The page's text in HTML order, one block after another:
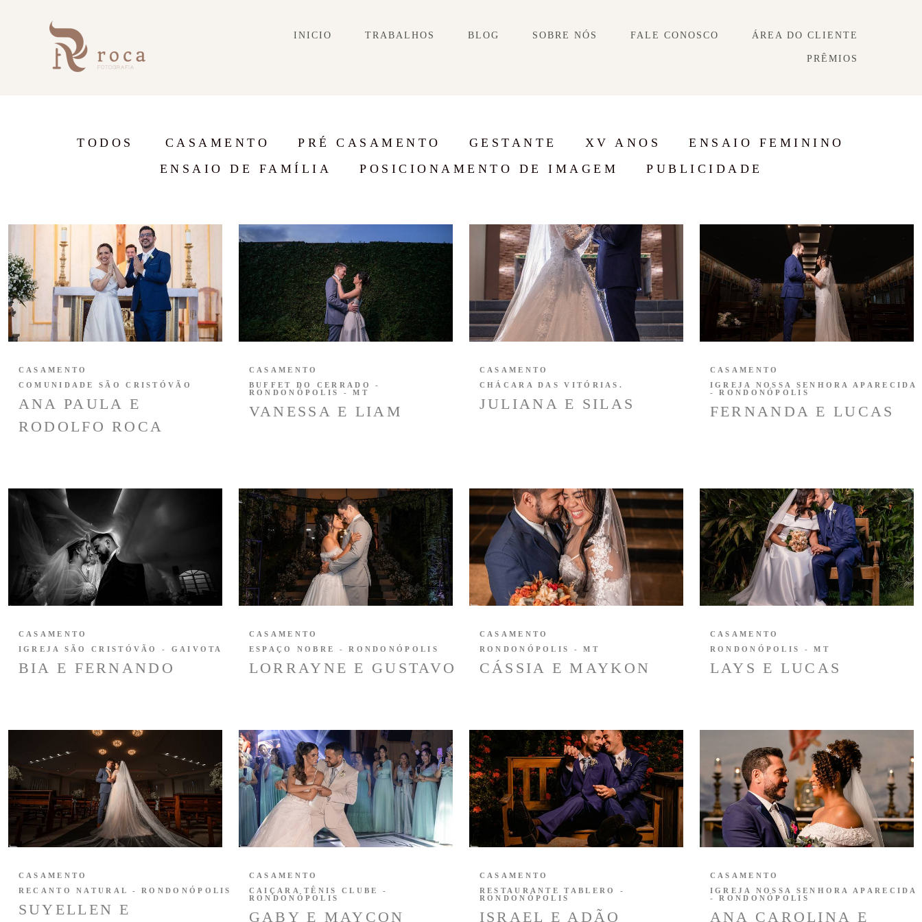
INICIO TRABALHOS BLOG SOBRE NÓS FALE CONOSCO ÁREA DO CLIENTE
PRÊMIOS
TODOS CASAMENTO PRÉ CASAMENTO GESTANTE XV ANOS
ENSAIO FEMININO
ENSAIO DE FAMÍLIA
POSICIONAMENTO DE IMAGEM PUBLICIDADE
ANA PAULA E
RODOLFO ROCA
CASAMENTO
COMUNIDADE SÃO CRISTÓVÃO
VANESSA E LIAM
CASAMENTO
BUFFET DO CERRADO -
RONDONÓPOLIS - MT
JULIANA E SILAS
CASAMENTO
CHÁCARA DAS VITÓRIAS.
FERNANDA E LUCAS
CASAMENTO
IGREJA NOSSA SENHORA APARECIDA
- RONDONÓPOLIS
BIA E FERNANDO
CASAMENTO
IGREJA SÃO CRISTÓVÃO - GAIVOTA
LORRAYNE E GUSTAVO
CASAMENTO
ESPAÇO NOBRE - RONDONÓPOLIS
CÁSSIA E MAYKON
CASAMENTO
RONDONÓPOLIS - MT
LAYS E LUCAS
CASAMENTO
RONDONÓPOLIS - MT
SUYELLEN E
CASAMENTO
RECANTO NATURAL - RONDONÓPOLIS
GABY E MAYCON
CASAMENTO
CAIÇARA TÊNIS CLUBE -
RONDONÓPOLIS
ISRAEL E ADÃO
CASAMENTO
RESTAURANTE TABLERO -
RONDONÓPOLIS
ANA CAROLINA E
CASAMENTO
IGREJA NOSSA SENHORA APARECIDA
- RONDONÓPOLIS